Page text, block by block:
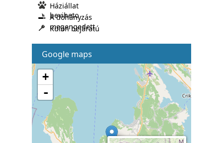
Háziállat
beviheto
A dohányzás
megengedett
Külön bejáratú
Google maps